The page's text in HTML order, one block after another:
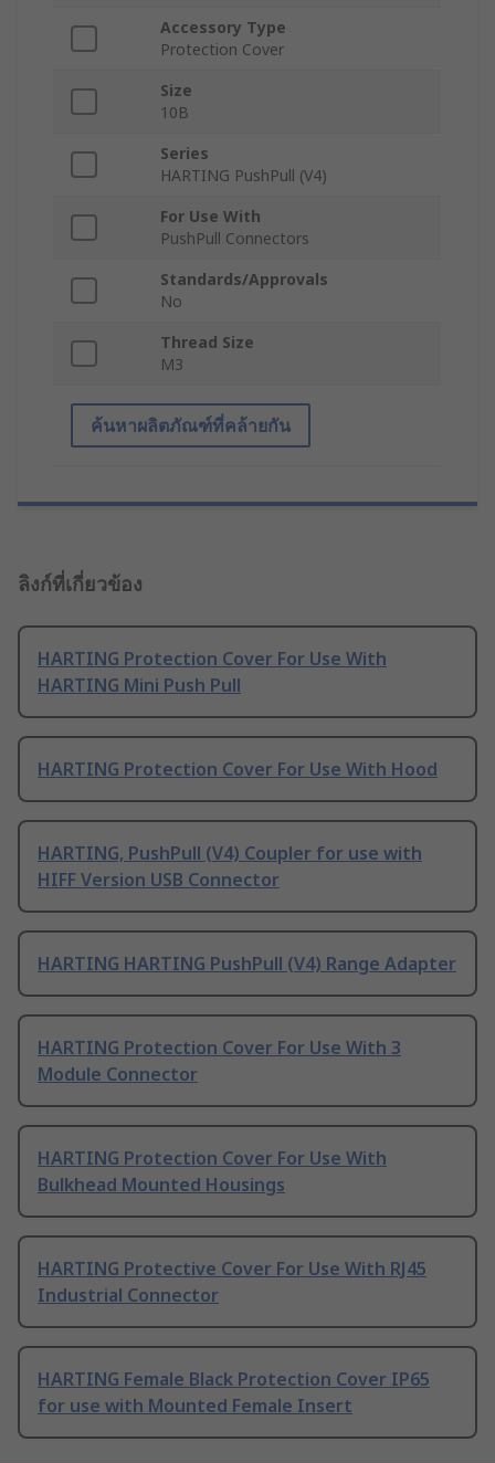
Accessory Type
Protection Cover
Size
10B
Series
HARTING PushPull (V4)
For Use With
PushPull Connectors
Standards/Approvals
No
Thread Size
M3
ค้นหาผลิตภัณฑ์ที่คล้ายกัน
ลิงก์ที่เกี่ยวข้อง
HARTING Protection Cover For Use With
HARTING Mini Push Pull
HARTING Protection Cover For Use With Hood
HARTING, PushPull (V4) Coupler for use with
HIFF Version USB Connector
HARTING HARTING PushPull (V4) Range Adapter
HARTING Protection Cover For Use With 3
Module Connector
HARTING Protection Cover For Use With
Bulkhead Mounted Housings
HARTING Protective Cover For Use With RJ45
Industrial Connector
HARTING Female Black Protection Cover IP65
for use with Mounted Female Insert